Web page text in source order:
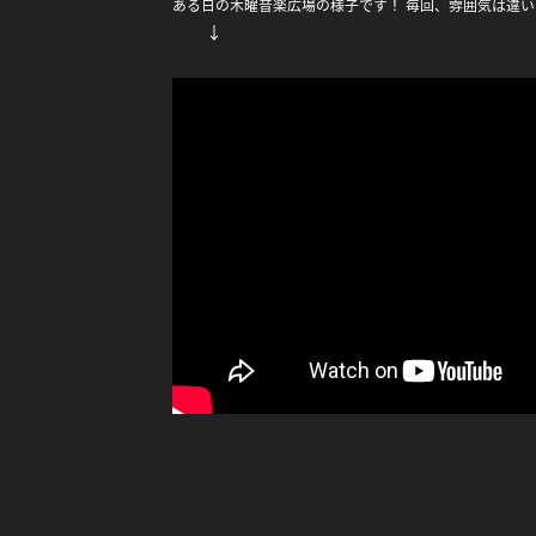
ある日の木曜音楽広場の様子です！ 毎回、雰囲気は違
↓